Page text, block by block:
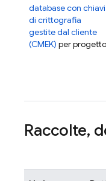
database con chiavi
di crittografia
gestite dal cliente
(CMEK) per progetto
Raccolte,